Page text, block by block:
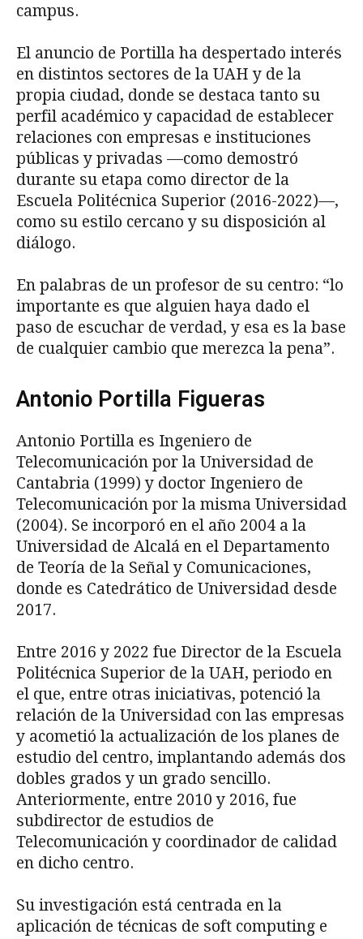
campus.
El anuncio de Portilla ha despertado interés
en distintos sectores de la UAH y de la
propia ciudad, donde se destaca tanto su
perfil académico y capacidad de establecer
relaciones con empresas e instituciones
públicas y privadas —como demostró
durante su etapa como director de la
Escuela Politécnica Superior (2016-2022)—,
como su estilo cercano y su disposición al
diálogo.
En palabras de un profesor de su centro: “lo
importante es que alguien haya dado el
paso de escuchar de verdad, y esa es la base
de cualquier cambio que merezca la pena”.
Antonio Portilla Figueras
Antonio Portilla es Ingeniero de
Telecomunicación por la Universidad de
Cantabria (1999) y doctor Ingeniero de
Telecomunicación por la misma Universidad
(2004). Se incorporó en el año 2004 a la
Universidad de Alcalá en el Departamento
de Teoría de la Señal y Comunicaciones,
donde es Catedrático de Universidad desde
2017.
Entre 2016 y 2022 fue Director de la Escuela
Politécnica Superior de la UAH, periodo en
el que, entre otras iniciativas, potenció la
relación de la Universidad con las empresas
y acometió la actualización de los planes de
estudio del centro, implantando además dos
dobles grados y un grado sencillo.
Anteriormente, entre 2010 y 2016, fue
subdirector de estudios de
Telecomunicación y coordinador de calidad
en dicho centro.
Su investigación está centrada en la
aplicación de técnicas de soft computing e